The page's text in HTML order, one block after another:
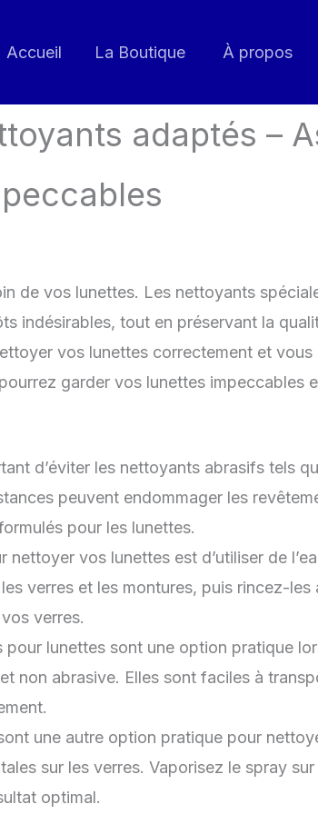
Accueil La Boutique À propos
adaptés –
de vos lunettes. Les nettoyants
indésirables, tout en préservant la
vos lunettes correctement et vous
garder vos lunettes impeccables
d’éviter les nettoyants abrasifs tels
peuvent endommager les
pour les lunettes.
vos lunettes est d’utiliser de
verres et les montures, puis rincez-les
verres.
lunettes sont une option pratique
non abrasive. Elles sont faciles à
une autre option pratique pour
sur les verres. Vaporisez le spray
optimal.